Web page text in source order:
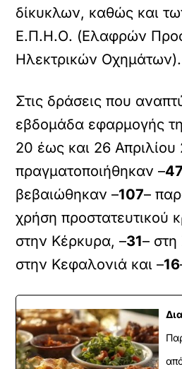
δίκυκλων, καθώς και
Ε.Π.Η.Ο. (Ελαφρών
Ηλεκτρικών Οχημάτων).
Στις δράσεις που
εβδομάδα εφαρμογής
20 έως και 26 Απριλίου
πραγματοποιήθηκαν –
βεβαιώθηκαν –107–
χρήση προστατευτικού
στην Κέρκυρα, –31–
στην Κεφαλονιά και –16